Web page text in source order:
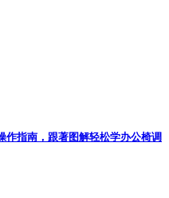
作指南，跟著图解轻松学办公椅调